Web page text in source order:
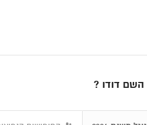
השם דודו ?